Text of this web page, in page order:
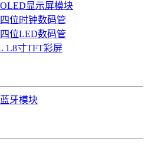
显示屏模块
位时钟数码管
位LED数码管
1.8寸TFT彩屏
牙模块